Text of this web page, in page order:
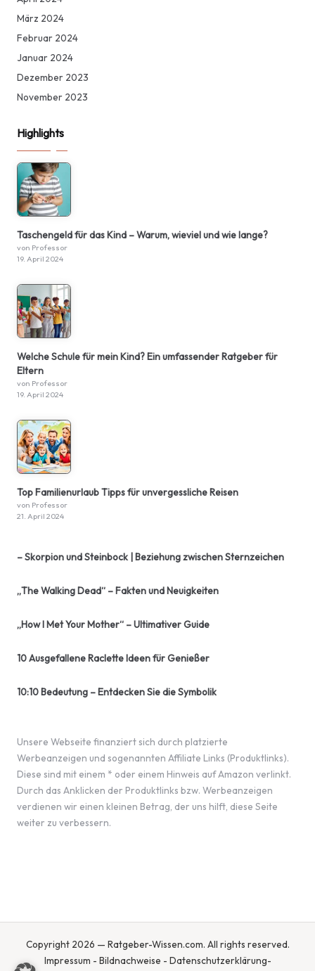
März 2024
Februar 2024
Januar 2024
Dezember 2023
November 2023
Highlights
Taschengeld für das Kind – Warum, wieviel und wie lange?
von Professor
19. April 2024
Welche Schule für mein Kind? Ein umfassender Ratgeber für
Eltern
von Professor
19. April 2024
Top Familienurlaub Tipps für unvergessliche Reisen
von Professor
21. April 2024
– Skorpion und Steinbock | Beziehung zwischen Sternzeichen
„The Walking Dead“ – Fakten und Neuigkeiten
„How I Met Your Mother“ – Ultimativer Guide
10 Ausgefallene Raclette Ideen für Genießer
10:10 Bedeutung – Entdecken Sie die Symbolik
Unsere Webseite finanziert sich durch platzierte
Werbeanzeigen und sogenannten Affiliate Links (Produktlinks).
Diese sind mit einem * oder einem Hinweis auf Amazon verlinkt.
Durch das Anklicken der Produktlinks bzw. Werbeanzeigen
verdienen wir einen kleinen Betrag, der uns hilft, diese Seite
weiter zu verbessern.
Copyright 2026 — Ratgeber-Wissen.com. All rights reserved.
Impressum - Bildnachweise - Datenschutzerklärung-